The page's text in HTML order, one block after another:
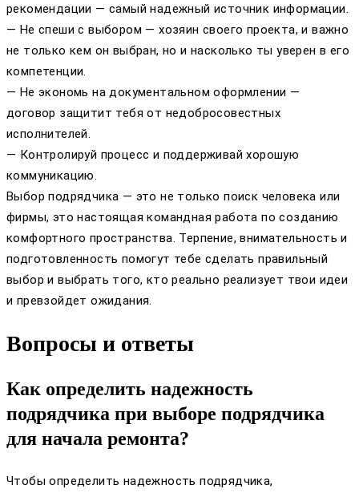
рекомендации — самый надежный источник информации.
— Не спеши с выбором — хозяин своего проекта, и важно
не только кем он выбран, но и насколько ты уверен в его
компетенции.
— Не экономь на документальном оформлении —
договор защитит тебя от недобросовестных
исполнителей.
— Контролируй процесс и поддерживай хорошую
коммуникацию.
Выбор подрядчика — это не только поиск человека или
фирмы, это настоящая командная работа по созданию
комфортного пространства. Терпение, внимательность и
подготовленность помогут тебе сделать правильный
выбор и выбрать того, кто реально реализует твои идеи
и превзойдет ожидания.
Вопросы и ответы
Как определить надежность
подрядчика при выборе подрядчика
для начала ремонта?
Чтобы определить надежность подрядчика,